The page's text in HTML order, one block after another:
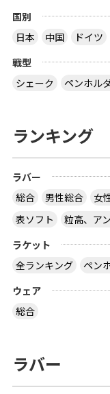
国別
日本
中国 ドイツ
戦型
シェーク
ペンホル
ランキング
ラバー
総合
男性総合 女
表ソフト
粒高、ア
ラケット
全ランキング
ペン
ウェア
総合
ラバー